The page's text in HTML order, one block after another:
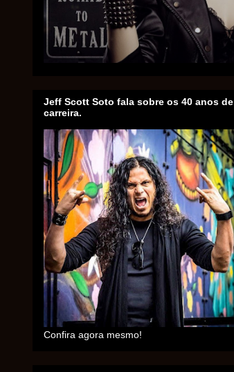
Jeff Scott Soto fala sobre os 40 anos de
carreira.
Confira agora mesmo!